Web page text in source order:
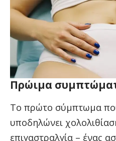
Πρώιμα
Το πρώτο σύμπτωμα
υποδηλώνει
επιγαστραλγία – ένας